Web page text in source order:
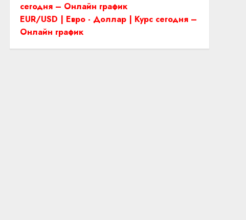
сегодня – Онлайн график
EUR/USD | Евро - Доллар | Курс сегодня –
Онлайн график